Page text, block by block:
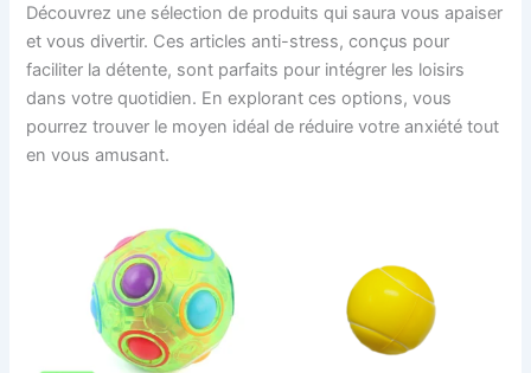
Découvrez une sélection de produits qui saura vous apaiser
et vous divertir. Ces articles anti-stress, conçus pour
faciliter la détente, sont parfaits pour intégrer les loisirs
dans votre quotidien. En explorant ces options, vous
pourrez trouver le moyen idéal de réduire votre anxiété tout
en vous amusant.